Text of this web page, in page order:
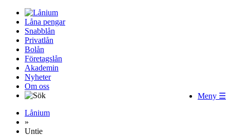
Låna pengar
Snabblån
Privatlån
Bolån
Företagslån
Akademin
Nyheter
Om oss
Meny ☰
Lånium
»
Untie